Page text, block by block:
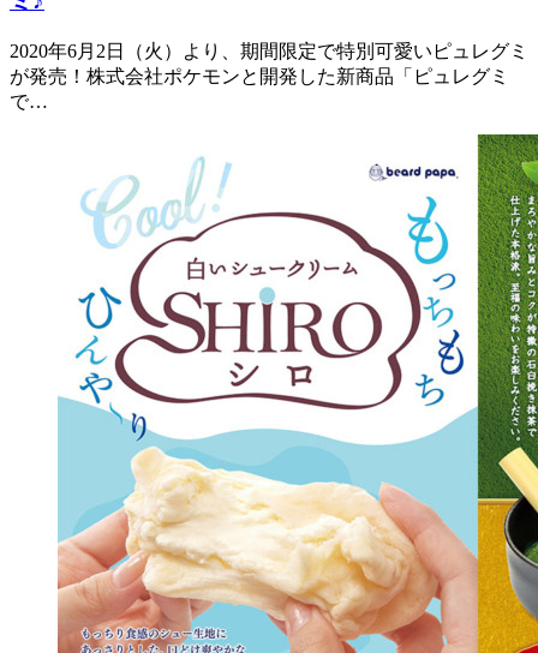
2020年6月2日（火）より、期間限定で特別可愛いピュレグミ
が発売！株式会社ポケモンと開発した新商品「ピュレグミ
で…